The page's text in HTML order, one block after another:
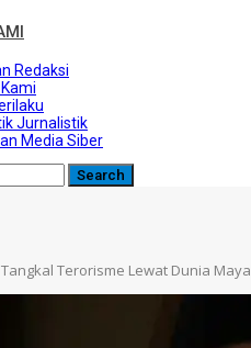
Redaksi
Jurnalistik
Media Siber
Terorisme Lewat Dunia Maya